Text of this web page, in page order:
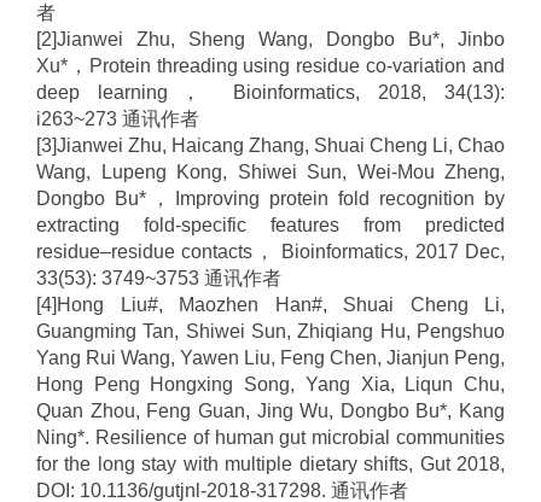
者
[2]Jianwei Zhu, Sheng Wang, Dongbo Bu*,
Jinbo
Xu* ， Protein threading using residue co-variation and
deep learning ，
Bioinformatics, 2018, 34(13):
i263~273 通讯作者
[3]Jianwei Zhu, Haicang Zhang, Shuai Cheng Li, Chao
Wang, Lupeng Kong, Shiwei Sun, Wei-Mou Zheng,
Dongbo Bu* ，
Improving protein fold recognition by
extracting fold-specific features from predicted
residue–residue contacts ，
Bioinformatics, 2017 Dec,
33(53): 3749~3753 通讯作者
[4] Hong Liu#, Maozhen Han#, Shuai Cheng Li,
Guangming Tan, Shiwei Sun, Zhiqiang Hu, Pengshuo
Yang Rui Wang, Yawen Liu, Feng Chen, Jianjun Peng,
Hong Peng Hongxing Song, Yang Xia, Liqun Chu,
Quan Zhou, Feng Guan, Jing Wu, Dongbo Bu*, Kang
Ning*. Resilience of human gut microbial communities
for the long stay with multiple dietary shifts, Gut2018,
DOI: 10.1136/gutjnl-2018-317298. 通讯作者